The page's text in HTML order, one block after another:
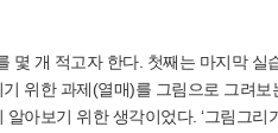
몇 개 적고자 한다. 첫째는 마지막
위한 과제(열매)를 그림으로 그려
아보기 위한 생각이었다. ‘그림그리